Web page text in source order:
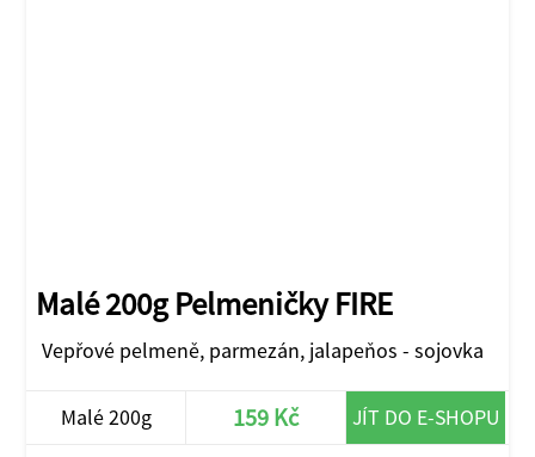
Malé 200g Pelmeničky FIRE
Vepřové pelmeně, parmezán, jalapeňos - sojovka
Malé 200g 159 Kč JÍT DO E-SHOPU